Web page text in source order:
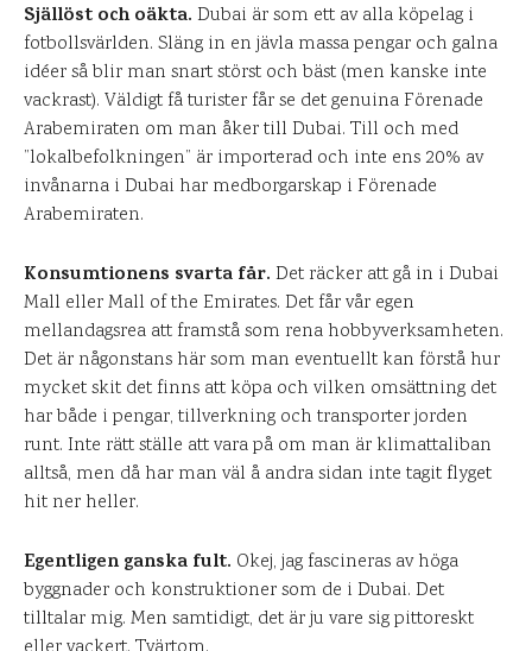
Själlöst och oäkta. Dubai är som ett av alla köpelag i
fotbollsvärlden. Släng in en jävla massa pengar och galna
idéer så blir man snart störst och bäst (men kanske inte
vackrast). Väldigt få turister får se det genuina Förenade
Arabemiraten om man åker till Dubai. Till och med
”lokalbefolkningen” är importerad och inte ens 20% av
invånarna i Dubai har medborgarskap i Förenade
Arabemiraten.
Konsumtionens svarta får. Det räcker att gå in i Dubai
Mall eller Mall of the Emirates. Det får vår egen
mellandagsrea att framstå som rena hobbyverksamheten.
Det är någonstans här som man eventuellt kan förstå hur
mycket skit det finns att köpa och vilken omsättning det
har både i pengar, tillverkning och transporter jorden
runt. Inte rätt ställe att vara på om man är klimattaliban
alltså, men då har man väl å andra sidan inte tagit flyget
hit ner heller.
Egentligen ganska fult. Okej, jag fascineras av höga
byggnader och konstruktioner som de i Dubai. Det
tilltalar mig. Men samtidigt, det är ju vare sig pittoreskt